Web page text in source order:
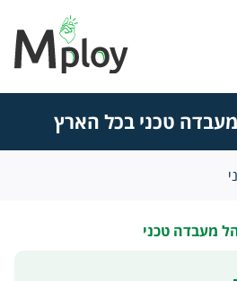
טכני בכל הארץ
מעבדה טכני